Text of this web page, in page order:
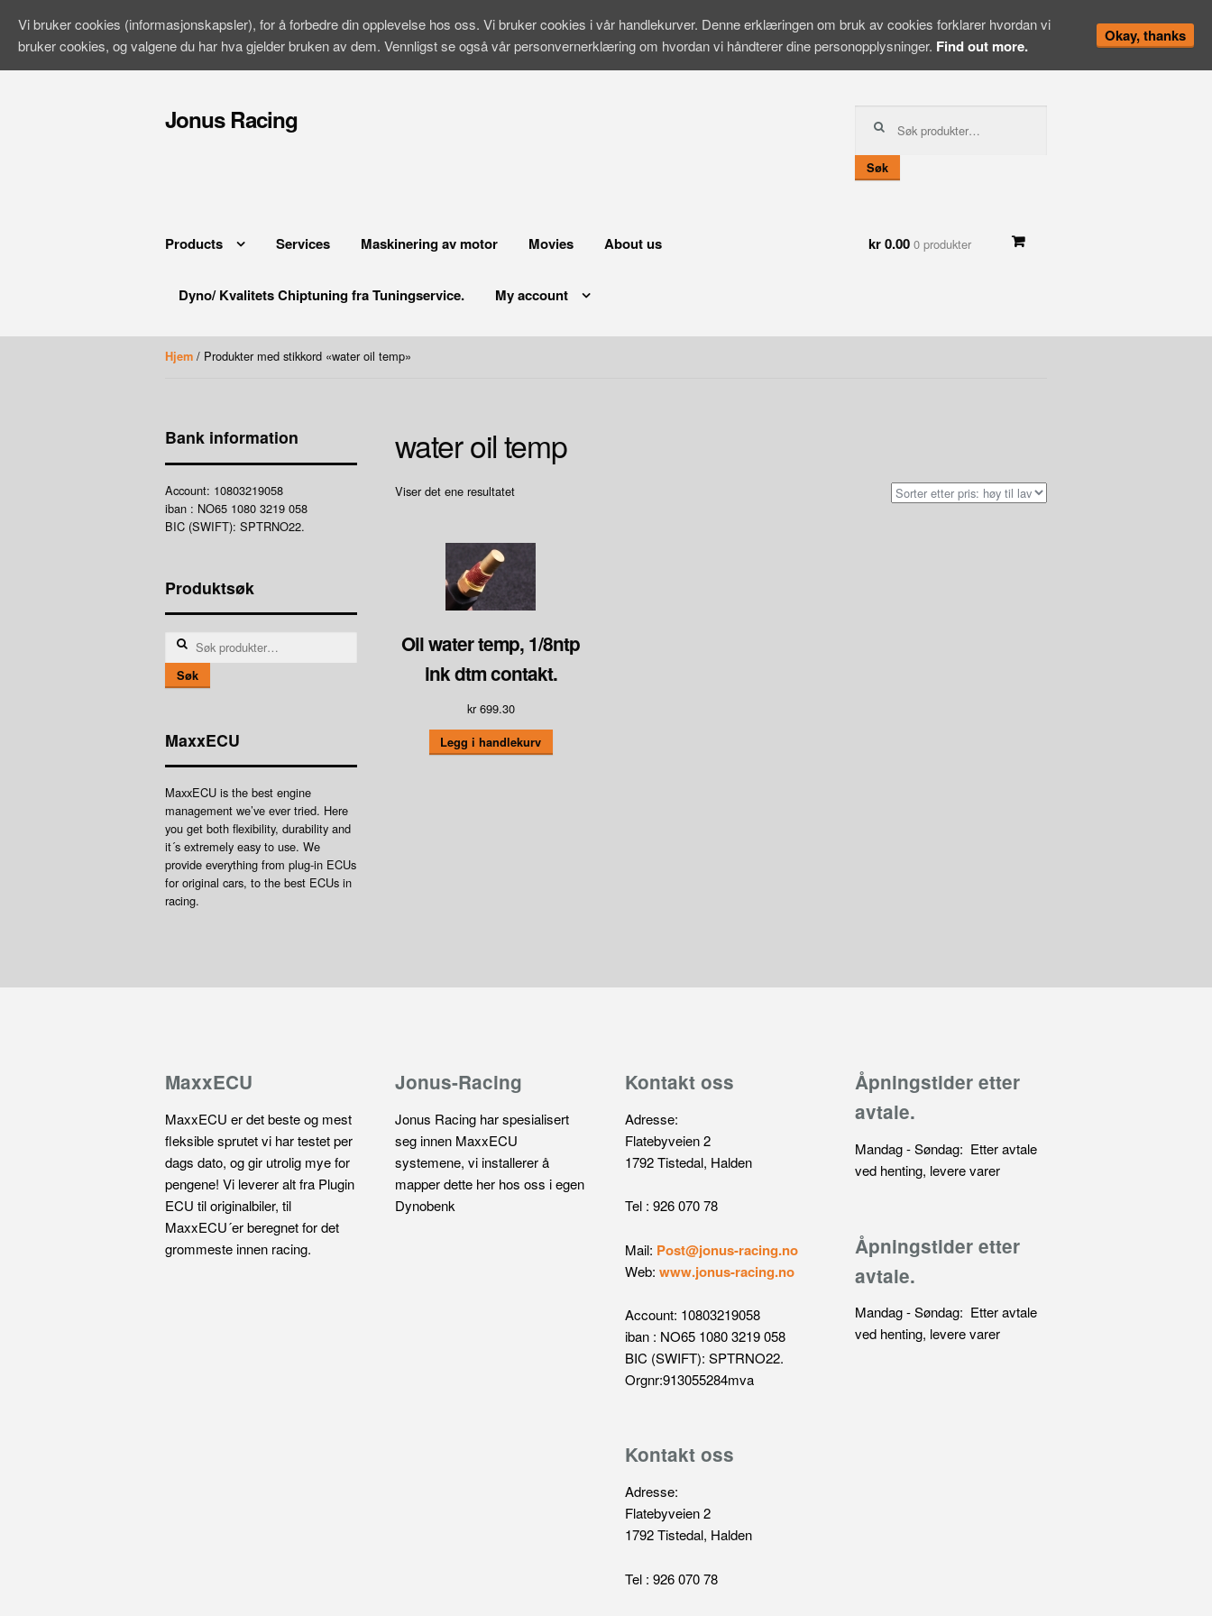
Jonus Racing
etter:
Søk
Products Services Maskinering av motor Movies About us
Dyno/ Kvalitets Chiptuning fra Tuningservice. My account
kr 0.000 produkter
Hjem / Produkter med stikkord «water oil temp»
water oil temp
Viser det ene resultatet
Oil water temp, 1/8ntp
ink dtm contakt.
kr699.30
Legg i handlekurv
Bank information
Account: 10803219058
iban : NO65 1080 3219 058
BIC (SWIFT): SPTRNO22.
Produktsøk
Søk
Søk
MaxxECU
MaxxECU is the best engine
management we’ve ever tried. Here
you get both flexibility, durability and
it´s extremely easy to use. We
provide everything from plug-in ECUs
for original cars, to the best ECUs in
racing.
MaxxECU
MaxxECU er det beste og mest
fleksible sprutet vi har testet per
dags dato, og gir utrolig mye for
pengene! Vi leverer alt fra Plugin
ECU til originalbiler, til
MaxxECU´er beregnet for det
grommeste innen racing.
Jonus-Racing
Jonus Racing har spesialisert
seg innen MaxxECU
systemene, vi installerer å
mapper dette her hos oss i egen
Dynobenk
Kontakt oss
Adresse:
Flatebyveien 2
1792 Tistedal, Halden
Tel : 926 070 78
Mail: Post@jonus-racing.no
Web:www.jonus-racing.no
Account: 10803219058
iban : NO65 1080 3219 058
BIC (SWIFT): SPTRNO22.
Orgnr:913055284mva
Kontakt oss
Adresse:
Flatebyveien 2
1792 Tistedal, Halden
Tel : 926 070 78
Åpningstider etter
avtale.
Mandag - Søndag: Etter avtale
ved henting, levere varer
Åpningstider etter
avtale.
Mandag - Søndag: Etter avtale
ved henting, levere varer
Vi bruker cookies (informasjonskapsler), for å forbedre din opplevelse hos oss. Vi bruker cookies i vår handlekurver. Denne erklæringen om bruk av cookies forklarer hvordan vi
bruker cookies, og valgene du har hva gjelder bruken av dem. Vennligst se også vår personvernerklæring om hvordan vi håndterer dine personopplysninger. Find out more.
Okay, thanks